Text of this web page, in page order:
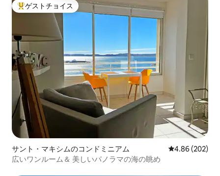
大好評のゲストチョイスです。
ゲストチョイス
サント・マキシムのコンドミニアム レビュー202
4.86 (202)
広いワンルーム＆ 美しいパノラマの海の眺め